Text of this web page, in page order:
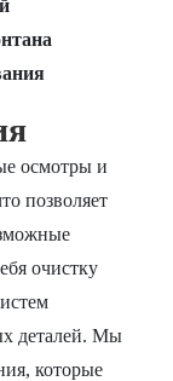
осмотры и
позволяет
очистку
деталей. Мы
которые